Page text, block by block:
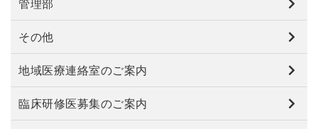
管理部
その他
地域医療連絡室のご案内
臨床研修医募集のご案内